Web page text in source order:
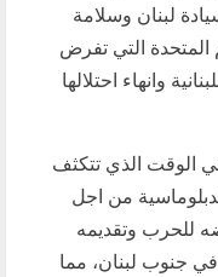
لبنان وسلامة
التي تفرض
وانهاء احتلالها
الوقت الذي تتكثف
من اجل
للحرب وتقديمه
جنوب لبنان، مما